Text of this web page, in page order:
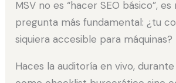
MSV no es “hacer SEO básico”,
pregunta más fundamental: ¿tu
siquiera accesible para máquinas?
Haces la auditoría en vivo,